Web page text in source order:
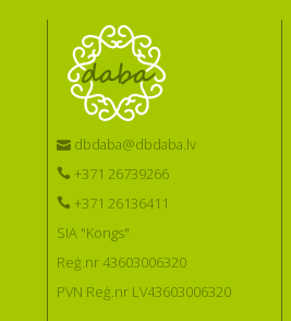
dbdaba@dbdaba.lv
+371 26739266
+371 26136411
SIA "Kongs"
Reģ.nr 43603006320
PVN Reģ.nr LV43603006320